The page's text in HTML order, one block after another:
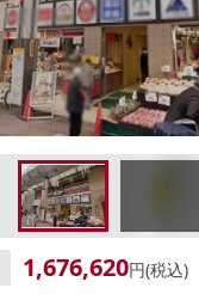
1,676,620円(税込)